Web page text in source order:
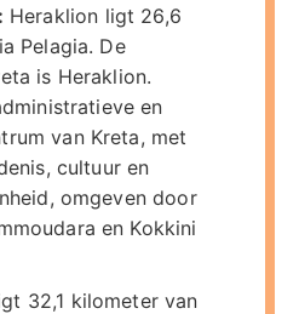
Heraklion ligt 26,6
Pelagia. De
is Heraklion.
en
van Kreta, met
cultuur en
omgeven door
en Kokkini
32,1 kilometer van